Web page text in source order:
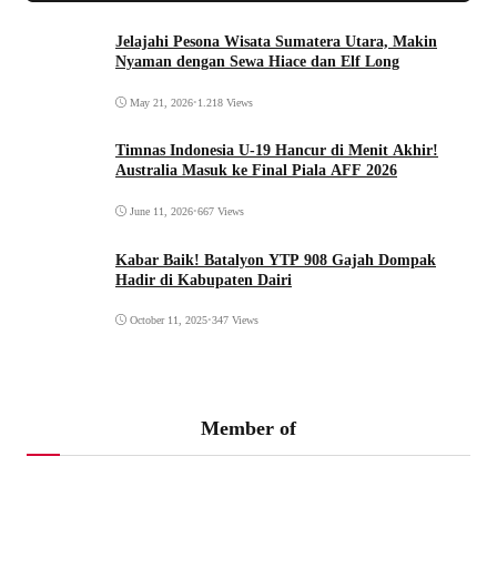
Jelajahi Pesona Wisata Sumatera Utara, Makin
Nyaman dengan Sewa Hiace dan Elf Long
May 21, 2026•1.218 Views
Timnas Indonesia U-19 Hancur di Menit Akhir!
Australia Masuk ke Final Piala AFF 2026
June 11, 2026•667 Views
Kabar Baik! Batalyon YTP 908 Gajah Dompak
Hadir di Kabupaten Dairi
October 11, 2025•347 Views
Member of